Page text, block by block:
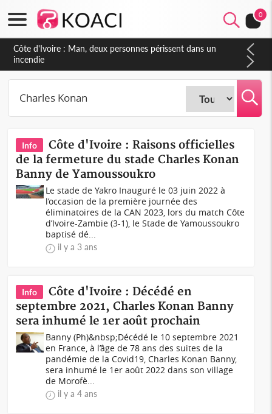
0
Côte d'Ivoire : Man, deux personnes périssent dans un
incendie
Info
Côte d'Ivoire : Raisons officielles
de la fermeture du stade Charles Konan
Banny de Yamoussoukro
Le stade de Yakro Inauguré le 03 juin 2022 à
l’occasion de la première journée des
éliminatoires de la CAN 2023, lors du match Côte
d’Ivoire-Zambie (3-1), le Stade de Yamoussoukro
baptisé dé...
il y a 3 ans
Info
Côte d'Ivoire : Décédé en
septembre 2021, Charles Konan Banny
sera inhumé le 1er août prochain
Banny (Ph)&nbsp;Décédé le 10 septembre 2021
en France, à l’âge de 78 ans des suites de la
pandémie de la Covid19, Charles Konan Banny,
sera inhumé le 1er août 2022 dans son village
de Morofè...
il y a 4 ans